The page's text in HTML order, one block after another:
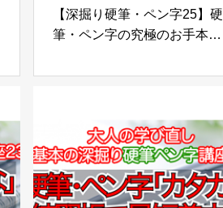
【深掘り硬筆・ペン字25】硬
筆・ペン字の究極のお手本２
書いてみませんか？「集王聖